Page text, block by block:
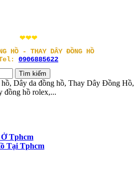
❤❤❤
HỒ - THAY DÂY ĐỒNG HỒ
0906885622
Dây da đồng hồ, Thay Dây Đồng Hồ,
đồng hồ rolex,...
Tphcm
Tại Tphcm